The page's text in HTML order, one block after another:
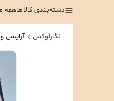
دسته‌بندی کالاهاهمه
نگارلوکس آرایشی